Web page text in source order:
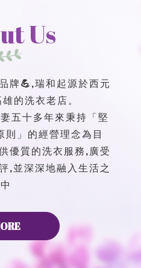
Us
牌💪,瑞和起源於西元
的洗衣老店。
五十多年來秉持「堅
則」的經營理念為目
優質的洗衣服務,廣受
,並深深地融入生活之
中